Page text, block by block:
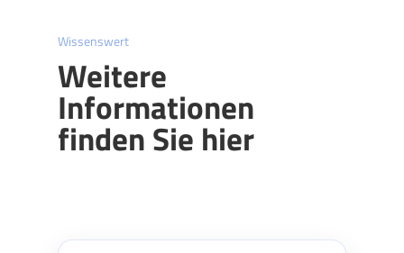
Wissenswert
Weitere
Informationen
finden Sie hier